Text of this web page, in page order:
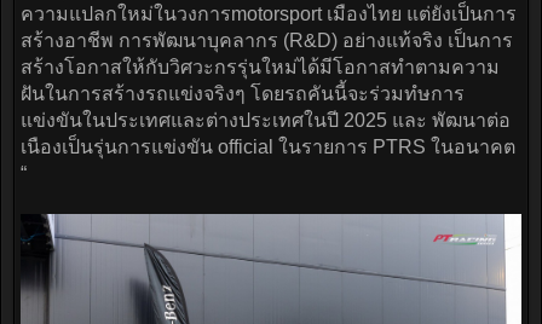
ความแปลกใหม่ในวงการmotorsport เมืองไทย แต่ยังเป็นการ
สร้างอาชีพ การพัฒนาบุคลากร (R&D) อย่างแท้จริง เป็นการ
สร้างโอกาสให้กับวิศวะกรรุ่นใหม่ได้มีโอกาสทำตามความ
ฝันในการสร้างรถแข่งจริงๆ โดยรถคันนี้จะร่วมทํษการ
แข่งขันในประเทศและต่างประเทศในปี 2025 และ พัฒนาต่อ
เนืองเป็นรุ่นการแข่งขัน official ในรายการ PTRS ในอนาคต
“